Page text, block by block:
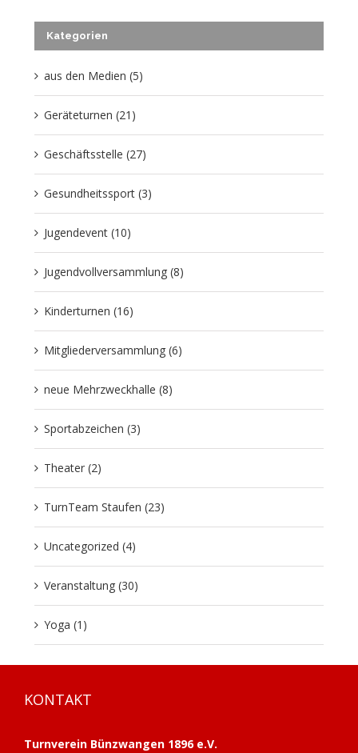
Theater
Volleyball Damen
Freizeit
Partner, Freunde & Links
Kategorien
aus den Medien (5)
Geräteturnen (21)
Geschäftsstelle (27)
Gesundheitssport (3)
Jugendevent (10)
Jugendvollversammlung (8)
Kinderturnen (16)
Mitgliederversammlung (6)
neue Mehrzweckhalle (8)
Sportabzeichen (3)
Theater (2)
TurnTeam Staufen (23)
Uncategorized (4)
Veranstaltung (30)
Yoga (1)
KONTAKT
Turnverein Bünzwangen 1896 e.V.